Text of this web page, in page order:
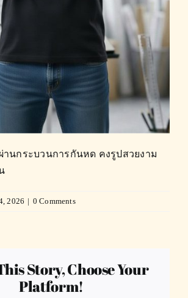
นกระบวนการกันหด คงรูปสวยงาม
2026 | 0 Comments
Story, Choose Your
Platform!